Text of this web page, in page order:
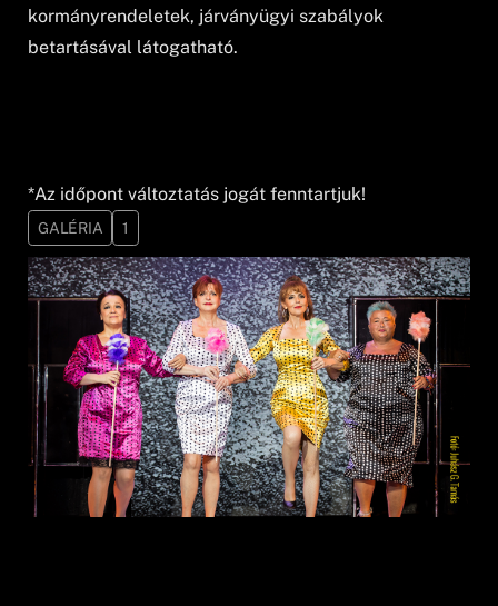
kormányrendeletek, járványügyi szabályok
betartásával látogatható.
*Az időpont változtatás jogát fenntartjuk!
GALÉRIA 1